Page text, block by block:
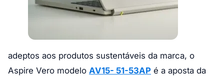
adeptos aos produtos sustentáveis da marca, o
Aspire Vero modelo AV15- 51-53AP é a aposta da